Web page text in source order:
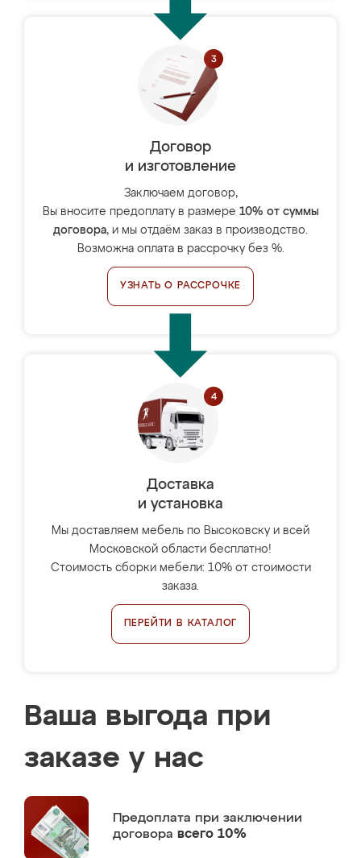
Договор
и изготовление
Заключаем договор,
Вы вносите предоплату в размере 10% от суммы
договора, и мы отдаём заказ в производство.
Возможна оплата в рассрочку без %.
УЗНАТЬ О РАССРОЧКЕ
Доставка
и установка
Мы доставляем мебель по Высоковску и всей
Московской области бесплатно!
Стоимость сборки мебели: 10% от стоимости
заказа.
ПЕРЕЙТИ В КАТАЛОГ
Ваша выгода при
заказе у нас
Предоплата при заключении
договора всего 10%